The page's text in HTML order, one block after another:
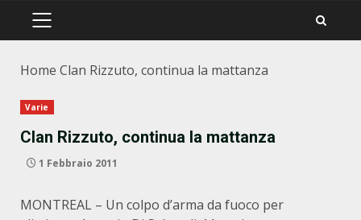
PRIMÄRES
Home Clan Rizzuto, continua la mattanza
Varie
Clan Rizzuto, continua la mattanza
1 Febbraio 2011
MONTREAL – Un colpo d’arma da fuoco per